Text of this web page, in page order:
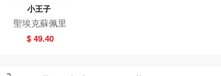
小王子
聖埃克蘇佩里
$ 49.40